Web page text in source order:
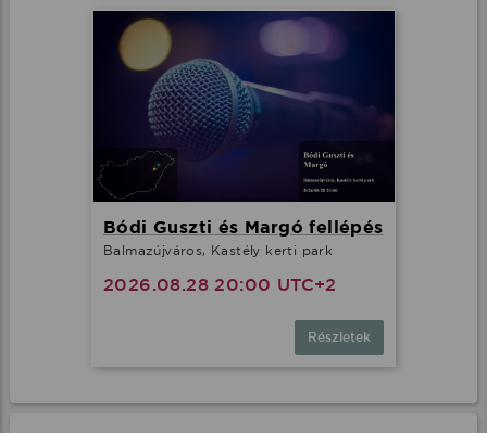
Bódi Guszti és Margó fellépés
Balmazújváros, Kastély kerti park
2026.08.28 20:00 UTC+2
Részletek